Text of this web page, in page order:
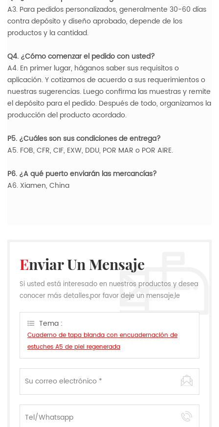
A3. Para pedidos personalizados, generalmente 30-60 días
contra depósito y diseño aprobado, depende de los
productos y la cantidad.
Q4. ¿Cómo comenzar el pedido con usted?
A4. En primer lugar, háganos saber sus requisitos o
aplicación. Y cotizamos de acuerdo a sus requerimientos o
nuestras sugerencias. Luego confirma las muestras y remite
el depósito para el pedido. Después de todo, organizamos la
producción del producto acordado.
P5. ¿Cuáles son sus condiciones de entrega?
A5. FOB, CFR, CIF, EXW, DDU, POR MAR o POR AIRE.
P6. ¿A qué puerto enviarán las mercancías?
A6. Xiamen, China
Enviar Un Mensaje
Si usted está interesado en nuestros productos y desea
conocer más detalles,por favor deje un mensaje,le
Tema :
Cuaderno de tapa blanda con encuadernación de
estuches A5 de piel regenerada